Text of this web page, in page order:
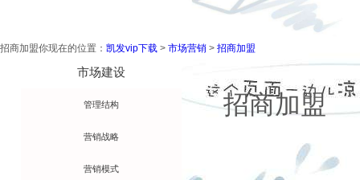
招商加盟你现在的位置： 凯发vip下载 > 市场营销 > 招商加盟
技术工艺
市场建设
管理结构
营销战略
营销模式
招商加盟